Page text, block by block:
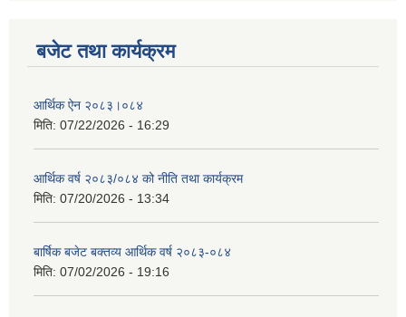
बजेट तथा कार्यक्रम
आर्थिक ऐन २०८३।०८४
मिति: 07/22/2026 - 16:29
आर्थिक वर्ष २०८३/०८४ को नीति तथा कार्यक्रम
मिति: 07/20/2026 - 13:34
बार्षिक बजेट बक्तव्य आर्थिक वर्ष २०८३-०८४
मिति: 07/02/2026 - 19:16